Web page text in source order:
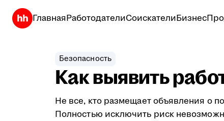
ГлавнаяРаботодателиСоискателиБизнес
Безопасность
Как выявить
Не все, кто размещает объявления о
Полностью исключить риск